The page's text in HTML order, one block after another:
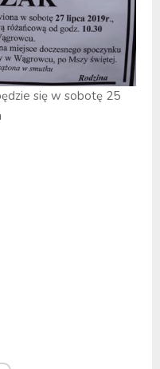
się w sobotę 25